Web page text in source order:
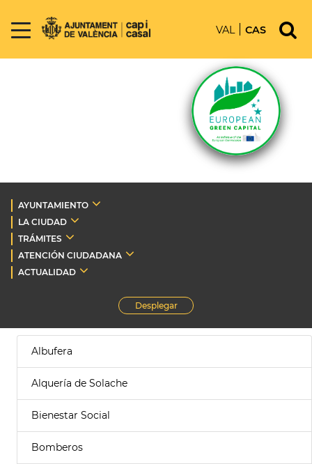
VAL CAS
AYUNTAMIENTO
LA CIUDAD
TRÁMITES
ATENCIÓN CIUDADANA
ACTUALIDAD
Desplegar
Albufera
Alquería de Solache
Bienestar Social
Bomberos